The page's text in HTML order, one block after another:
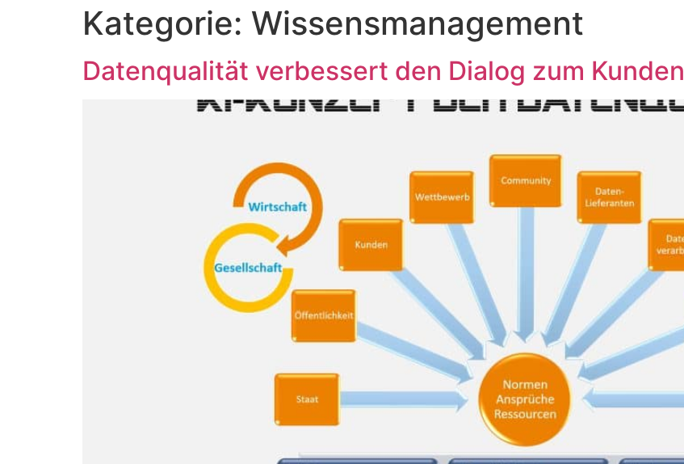
Kategorie: Wissensmanagement
Datenqualität verbessert den Dialog zum Kunden